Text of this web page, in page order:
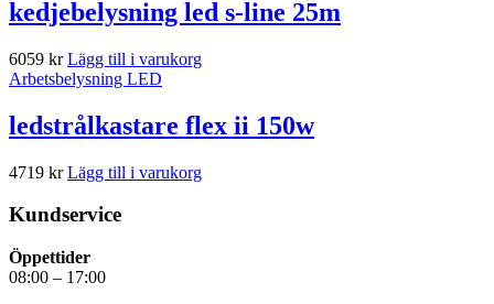
kedjebelysning led s-line 25m
6059 kr Lägg till i varukorg
Arbetsbelysning LED
ledstrålkastare flex ii 150w
4719 kr Lägg till i varukorg
Kundservice
Öppettider
08:00 – 17:00